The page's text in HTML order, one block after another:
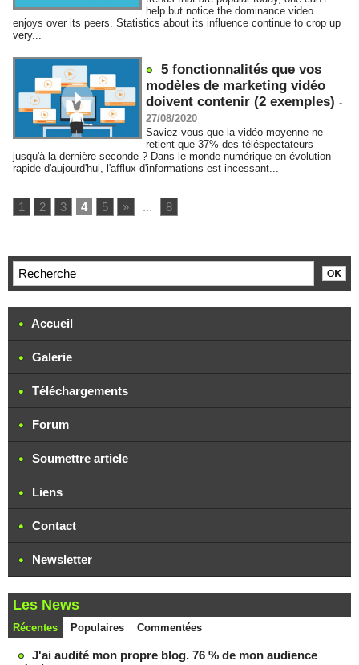
help but notice the dominance video
enjoys over its peers. Statistics about its influence continue to crop up
very...
5 fonctionnalités que vos
modèles de marketing vidéo
doivent contenir (2 exemples) -
27/08/2020
Saviez-vous que la vidéo moyenne ne
retient que 37% des téléspectateurs
jusqu'à la dernière seconde ? Dans le monde numérique en évolution
rapide d'aujourd'hui, l'afflux d'informations est incessant...
1 2 3 4 5 » ... 8
Accueil
Galerie
Téléchargements
Forum
Soumettre article
Liens
Contact
Newsletter
Les News
Récentes Populaires Commentées
J'ai audité mon propre blog. 76 % de mon audience